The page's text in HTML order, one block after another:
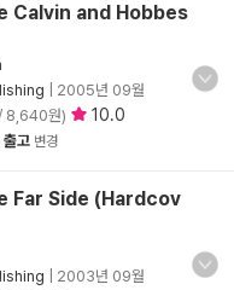
Calvin and Hobbes
2005년 09월
8,640원) 10.0
고 변경
Far Side (Hardcov
2003년 09월